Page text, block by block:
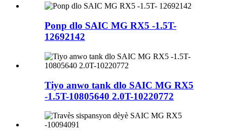
Ponp dlo SAIC MG RX5 -1.5T-
12692142
Tiyo anwo tank dlo SAIC MG RX5
-1.5T-10805640 2.0T-10220772